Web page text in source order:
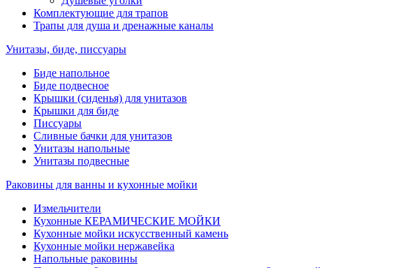
Комплектующие для трапов
Трапы для душа и дренажные каналы
Унитазы, биде, писсуары
Биде напольное
Биде подвесное
Крышки (сиденья) для унитазов
Крышки для биде
Писсуары
Сливные бачки для унитазов
Унитазы напольные
Унитазы подвесные
Раковины для ванны и кухонные мойки
Измельчители
Кухонные КЕРАМИЧЕСКИЕ МОЙКИ
Кухонные мойки искусственный камень
Кухонные мойки нержавейка
Напольные раковины